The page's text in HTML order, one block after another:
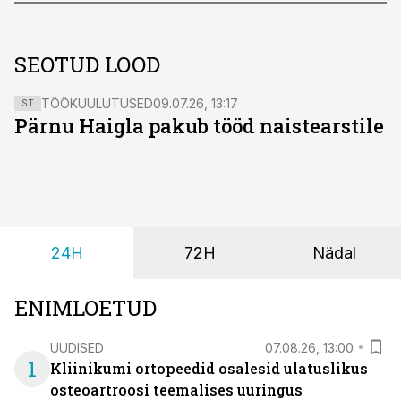
SEOTUD LOOD
ST TÖÖKUULUTUSED09.07.26, 13:17
Pärnu Haigla pakub tööd naistearstile
24H 72H Nädal
ENIMLOETUD
1
UUDISED 07.08.26, 13:00
Kliinikumi ortopeedid osalesid ulatuslikus
osteoartroosi teemalises uuringus